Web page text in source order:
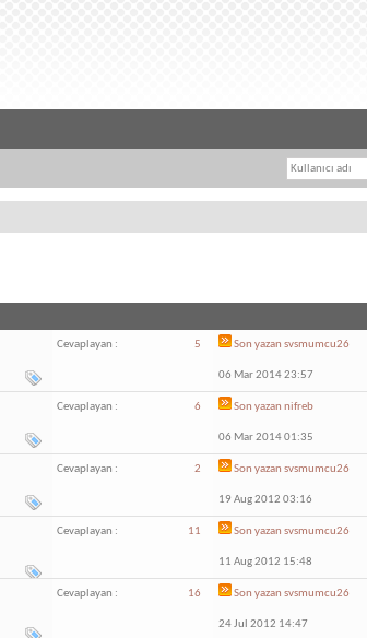
Cevaplayan : 5 Son yazan svsmumcu26
06 Mar 2014 23:57
Cevaplayan : 6 Son yazan nifreb
06 Mar 2014 01:35
Cevaplayan : 2 Son yazan svsmumcu26
19 Aug 2012 03:16
Cevaplayan : 11 Son yazan svsmumcu26
11 Aug 2012 15:48
Cevaplayan : 16 Son yazan svsmumcu26
24 Jul 2012 14:47